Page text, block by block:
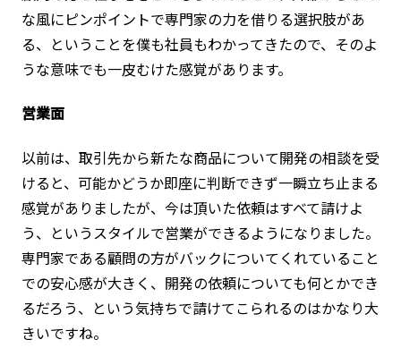
な風にピンポイントで専門家の力を借りる選択肢があ
る、ということを僕も社員もわかってきたので、そのよ
うな意味でも一皮むけた感覚があります。
営業面
以前は、取引先から新たな商品について開発の相談を受
けると、可能かどうか即座に判断できず一瞬立ち止まる
感覚がありましたが、今は頂いた依頼はすべて請けよ
う、というスタイルで営業ができるようになりました。
専門家である顧問の方がバックについてくれていること
での安心感が大きく、開発の依頼についても何とかでき
るだろう、という気持ちで請けてこられるのはかなり大
きいですね。